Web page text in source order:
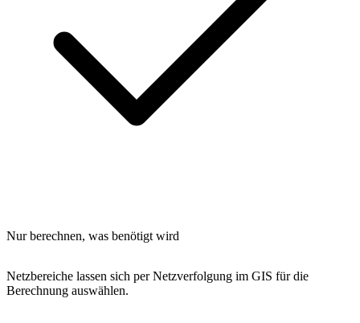
Nur berechnen, was benötigt wird
Netzbereiche lassen sich per Netzverfolgung im GIS für die
Berechnung auswählen.